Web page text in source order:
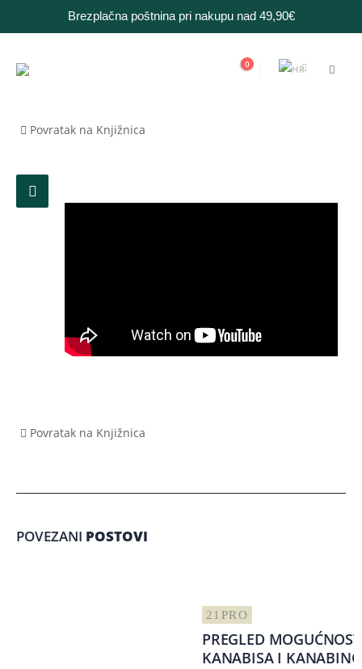
Brezplačna poštnina pri nakupu nad 49,90€
0
Povratak na Knjižnica
Povratak na Knjižnica
POVEZANI POSTOVI
21 PRO
PREGLED
KANABISA I